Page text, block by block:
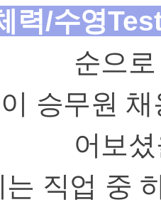
력 /수영
순으
승무원
어보
는 직업 중